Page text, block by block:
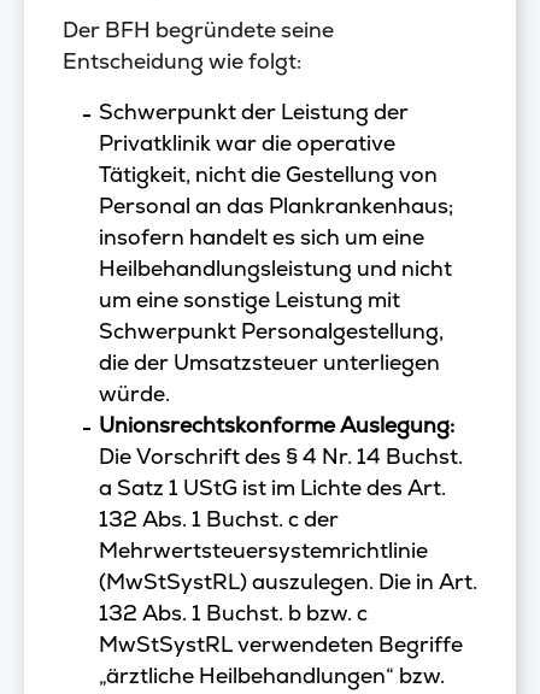
Der BFH begründete seine
Entscheidung wie folgt:
Schwerpunkt der Leistung der
Privatklinik war die operative
Tätigkeit, nicht die Gestellung von
Personal an das Plankrankenhaus;
insofern handelt es sich um eine
Heilbehandlungsleistung und nicht
um eine sonstige Leistung mit
Schwerpunkt Personalgestellung,
die der Umsatzsteuer unterliegen
würde.
Unionsrechtskonforme Auslegung:
Die Vorschrift des § 4 Nr. 14 Buchst.
a Satz 1 UStG ist im Lichte des Art.
132 Abs. 1 Buchst. c der
Mehrwertsteuersystemrichtlinie
(MwStSystRL) auszulegen. Die in Art.
132 Abs. 1 Buchst. b bzw. c
MwStSystRL verwendeten Begriffe
„ärztliche Heilbehandlungen“ bzw.